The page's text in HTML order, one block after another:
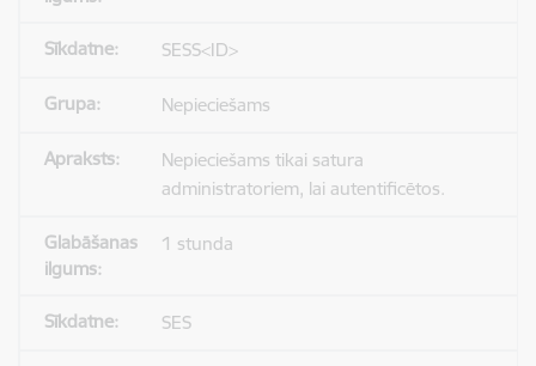
SESS<ID>
Nepieciešams
Nepieciešams tikai satura
administratoriem, lai autentificētos.
1 stunda
SES